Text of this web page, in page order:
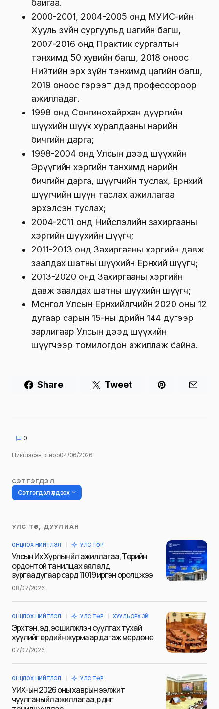
байгаа.
2000-2001, 2004-2005 онд МУИС-ийн
Хууль зүйн сургуульд цагийн багш,
2007-2016 онд Практик сургалтын
тэнхимд 50 хувийн багш, 2018 оноос
Нийтийн эрх зүйн тэнхимд цагийн багш,
2019 оноос гэрээт дэд профессороор
ажилладаг.
1998 онд Сонгинохайрхан дүүргийн
шүүхийн шүүх хуралдааны нарийн
бичгийн дарга;
1998-2004 онд Улсын дээд шүүхийн
Эрүүгийн хэргийн танхимд нарийн
бичгийн дарга, шүүгчийн туслах, Ерөнхий
шүүгчийн шүүн таслах ажиллагаа
эрхэлсэн туслах;
2004-2011 онд Нийслэлийн захиргааны
хэргийн шүүхийн шүүгч;
2011-2013 онд Захиргааны хэргийн давж
заалдах шатны шүүхийн Ерөнхий шүүгч;
2013-2020 онд Захиргааны хэргийн
давж заалдах шатны шүүхийн шүүгч;
Монгол Улсын Ерөнхийлөгчийн 2020 оны 12
дугаар сарын 15-ны өдрийн 144 дүгээр
зарлигаар Улсын дээд шүүхийн
шүүгчээр томилогдон ажиллаж байна.
Share Tweet
0
Нийтлэсэн огноо04/06/2026
СЭТГЭГДЭЛ
Сэтгэгдэл үлдээх
Таны имэйл хаягийг нийтлэхгүй.
тэмдэглэсэн
Сэтгэгдэл*
Name
УЛС ТӨР, ДУУЛИАН
ОНЦЛОХ НИЙТЛЭЛ УЛС ТӨР
Улсын Их Хурлын үйл ажиллагаа, Төрийн
ордонтой танилцах аялалд
зургаадугаар сард 11019 иргэн оролцжээ
08/07/2026
ОНЦЛОХ НИЙТЛЭЛ УЛС ТӨР ХУУЛЬ ЭРХ ЗҮЙ
Эрхтэн, эд, эс шилжүүлэн суулгах тухай
хуулийг ердийн журмаар дагаж мөрдөнө
07/07/2026
ОНЦЛОХ НИЙТЛЭЛ УЛС ТӨР
УИХ-ын 2026 оны хаврын ээлжит
чуулганы үйл ажиллагаа, үр дүнг